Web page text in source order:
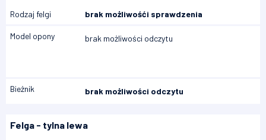
Rodzaj felgi brak możliwośći sprawdzenia
Model opony brak możliwości odczytu
Bieżnik brak możliwości odczytu
Felga - tylna lewa